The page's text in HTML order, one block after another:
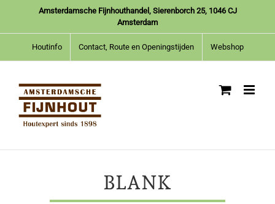
inhoud
Amsterdamsche Fijnhouthandel, Sierenborch 25, 1046 CJ
Amsterdam
Houtinfo Contact, Route en Openingstijden Webshop
BLANK